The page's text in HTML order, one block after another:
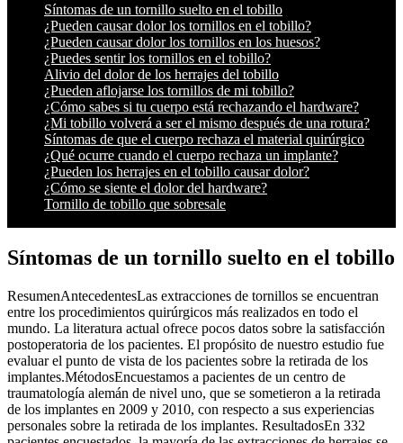
Síntomas de un tornillo suelto en el tobillo
¿Pueden causar dolor los tornillos en el tobillo?
¿Pueden causar dolor los tornillos en los huesos?
¿Puedes sentir los tornillos en el tobillo?
Alivio del dolor de los herrajes del tobillo
¿Pueden aflojarse los tornillos de mi tobillo?
¿Cómo sabes si tu cuerpo está rechazando el hardware?
¿Mi tobillo volverá a ser el mismo después de una rotura?
Síntomas de que el cuerpo rechaza el material quirúrgico
¿Qué ocurre cuando el cuerpo rechaza un implante?
¿Pueden los herrajes en el tobillo causar dolor?
¿Cómo se siente el dolor del hardware?
Tornillo de tobillo que sobresale
Síntomas de un tornillo suelto en el tobillo
ResumenAntecedentesLas extracciones de tornillos se encuentran
entre los procedimientos quirúrgicos más realizados en todo el
mundo. La literatura actual ofrece pocos datos sobre la satisfacción
postoperatoria de los pacientes. El propósito de nuestro estudio fue
evaluar el punto de vista de los pacientes sobre la retirada de los
implantes.MétodosEncuestamos a pacientes de un centro de
traumatología alemán de nivel uno, que se sometieron a la retirada
de los implantes en 2009 y 2010, con respecto a sus experiencias
personales sobre la retirada de los implantes. ResultadosEn 332